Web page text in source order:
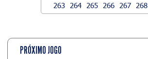
263
264 265 266 267 268
PRÓXIMO JOGO